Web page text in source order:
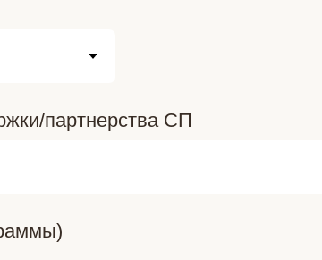
партнерства СП